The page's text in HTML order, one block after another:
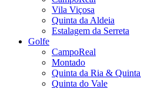
Vila Viçosa
Quinta da Aldeia
Estalagem da Serreta
Golfe
CampoReal
Montado
Quinta da Ria &
Quinta do Vale